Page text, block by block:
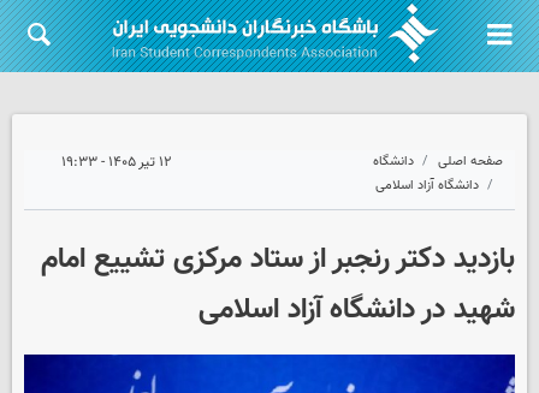
صفحه اصلی
دانشگاه
دانشگاه آزاد اسلامی
۱۲ تیر ۱۴۰۵ - ۱۹:۳۳
بازدید دکتر رنجبر از ستاد مرکزی تشییع امام
شهید در دانشگاه آزاد اسلامی